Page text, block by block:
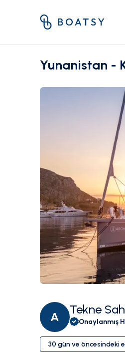
Yunanistan -
A
Tekne
Onaylanmış
30 gün ve öncesindeki